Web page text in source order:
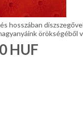
hosszában
örökségéből
HUF